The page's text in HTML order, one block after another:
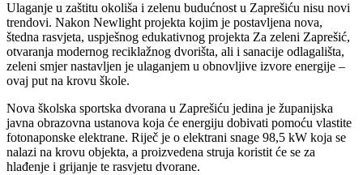
Ulaganje u zaštitu okoliša i zelenu budućnost u Zaprešiću nisu novi
trendovi. Nakon Newlight projekta kojim je postavljena nova,
štedna rasvjeta, uspješnog edukativnog projekta Za zeleni Zaprešić,
otvaranja modernog reciklažnog dvorišta, ali i sanacije odlagališta,
zeleni smjer nastavljen je ulaganjem u obnovljive izvore energije –
ovaj put na krovu škole.
Nova školska sportska dvorana u Zaprešiću jedina je županijska
javna obrazovna ustanova koja će energiju dobivati pomoću vlastite
fotonaponske elektrane. Riječ je o elektrani snage 98,5 kW koja se
nalazi na krovu objekta, a proizvedena struja koristit će se za
hlađenje i grijanje te rasvjetu dvorane.